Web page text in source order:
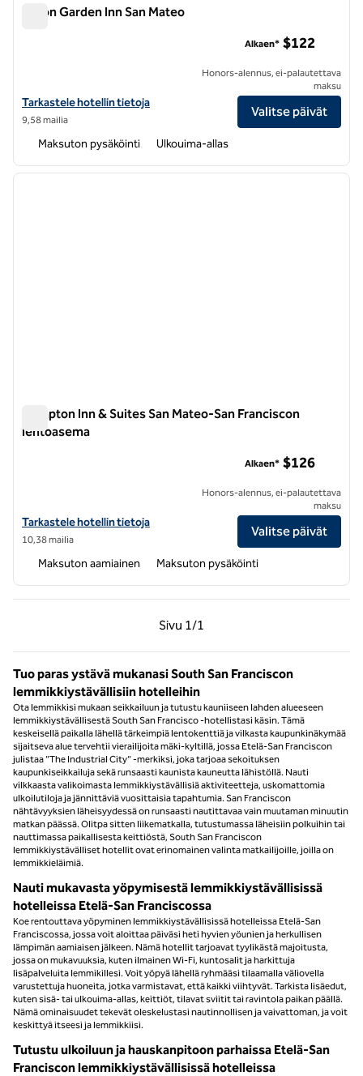
Hilton Garden Inn San Mateo
Katso Hilton Garden Inn San Mateo -hotellin tiedot
Tarkastele hotellin tietoja
9,58 mailia
Alkaen* $122
Honors-alennus, ei-palautettava
maksu
Valitse päivät
Maksuton pysäköinti Ulkouima-allas
1/12
Hampton Inn & Suites San Mateo-San Franciscon
lentoasema
Katso Hampton Inn & Suites San Mateo-San Francisco Airport -
Tarkastele hotellin tietoja
10,38 mailia
Alkaen* $126
Honors-alennus, ei-palautettava
maksu
Valitse päivät
Maksuton aamiainen Maksuton pysäköinti
Sivu 1/1
Edellinen sivu, 1/1
Sivu 1/1
Tuo paras ystävä mukanasi South San Franciscon
lemmikkiystävällisiin hotelleihin
Ota lemmikkisi mukaan seikkailuun ja tutustu kauniiseen lahden alueeseen
lemmikkiystävällisestä South San Francisco -hotellistasi käsin. Tämä
keskeisellä paikalla lähellä tärkeimpiä lentokenttiä ja vilkasta kaupunkinäkymää
sijaitseva alue tervehtii vierailijoita mäki-kyltillä, jossa Etelä-San Franciscon
julistaa ”The Industrial City” -merkiksi, joka tarjoaa sekoituksen
kaupunkiseikkailuja sekä runsaasti kaunista kauneutta lähistöllä. Nauti
vilkkaasta valikoimasta lemmikkiystävällisiä aktiviteetteja, uskomattomia
ulkoilutiloja ja jännittäviä vuosittaisia tapahtumia. San Franciscon
nähtävyyksien läheisyydessä on runsaasti nautittavaa vain muutaman minuutin
matkan päässä. Olitpa sitten liikematkalla, tutustumassa läheisiin polkuihin tai
nauttimassa paikallisesta keittiöstä, South San Franciscon
lemmikkiystävälliset hotellit ovat erinomainen valinta matkailijoille, joilla on
lemmikkieläimiä.
Nauti mukavasta yöpymisestä lemmikkiystävällisissä
hotelleissa Etelä-San Franciscossa
Koe rentouttava yöpyminen lemmikkiystävällisissä hotelleissa Etelä-San
Franciscossa, jossa voit aloittaa päiväsi heti hyvien yöunien ja herkullisen
lämpimän aamiaisen jälkeen. Nämä hotellit tarjoavat tyylikästä majoitusta,
jossa on mukavuuksia, kuten ilmainen Wi-Fi, kuntosalit ja harkittuja
lisäpalveluita lemmikillesi. Voit yöpyä lähellä ryhmääsi tilaamalla väliovella
varustettuja huoneita, jotka varmistavat, että kaikki viihtyvät. Tarkista lisäedut,
kuten sisä- tai ulkouima-allas, keittiöt, tilavat sviitit tai ravintola paikan päällä.
Nämä ominaisuudet tekevät oleskelustasi nautinnollisen ja vaivattoman, ja voit
keskittyä itseesi ja lemmikkiisi.
Tutustu ulkoiluun ja hauskanpitoon parhaissa Etelä-San
Franciscon lemmikkiystävällisissä hotelleissa